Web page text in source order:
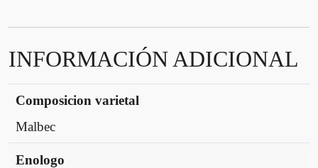
INFORMACIÓN ADICIONAL
Composicion varietal
Malbec
Enologo